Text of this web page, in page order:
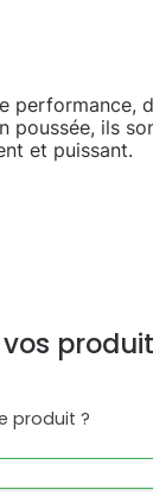
performance,
poussée, ils
et puissant.
produit ?